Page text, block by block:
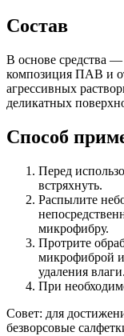
Состав
В основе средства —
композиция ПАВ и
агрессивных
деликатных
Способ
Перед
встряхнуть.
Распылите
микрофибру.
Протрите
микрофиброй
удаления влаги.
При
Совет: для
безворсовые